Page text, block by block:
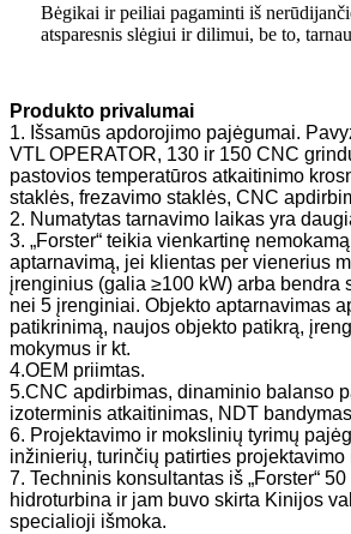
Bėgikai ir peiliai pagaminti iš
atsparesnis slėgiui ir dilimui, be to,
Produkto privalumai
1. Išsamūs apdorojimo pajėgumai.
VTL OPERATOR, 130 ir 150 CNC
pastovios temperatūros atkaitinimo
staklės, frezavimo staklės, CNC
2. Numatytas tarnavimo laikas yra
3. „Forster“ teikia vienkartinę
aptarnavimą, jei klientas per vienerius
įrenginius (galia ≥100 kW) arba bendra
nei 5 įrenginiai. Objekto aptarnavimas
patikrinimą, naujos objekto patikrą,
mokymus ir kt.
4.OEM priimtas.
5.CNC apdirbimas, dinaminio balanso
izoterminis atkaitinimas, NDT
6. Projektavimo ir mokslinių tyrimų
inžinierių, turinčių patirties projektavimo
7. Techninis konsultantas iš „Forster“
hidroturbina ir jam buvo skirta Kinijos
specialioji išmoka.